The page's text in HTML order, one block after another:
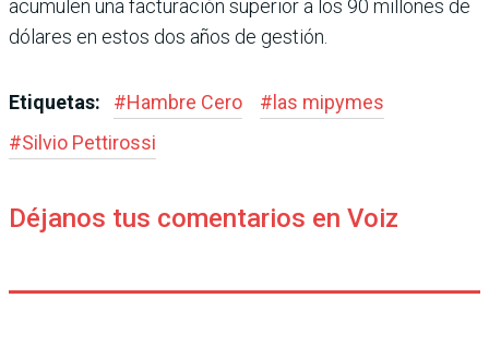
acumulen una facturación superior a los 90 millo­nes de
dólares en estos dos años de gestión.
Etiquetas: #Hambre Cero #las mipymes
#Silvio Petti­rossi
Déjanos tus comentarios en Voiz